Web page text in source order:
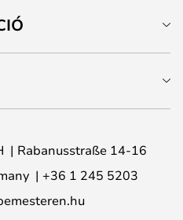
Rabanusstraße 14-16
+36 1 245 5203